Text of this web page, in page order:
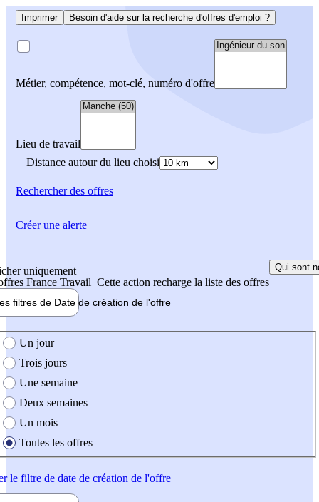
Imprimer Besoin d'aide sur la recherche d'offres d'emploi ?
Métier, compétence, mot-clé, numéro d'offre
Lieu de travail
Distance autour du lieu choisi
Rechercherdes offres
uniquement
France Travail Cette action recharge la liste des offres
Qui sont
filtres de Date de création de l'offre
création de l'offre
Un jour
Trois jours
Une semaine
Deux semaines
Un mois
Toutes les offres
le filtre de date de création de l'offre
Créer une alerte